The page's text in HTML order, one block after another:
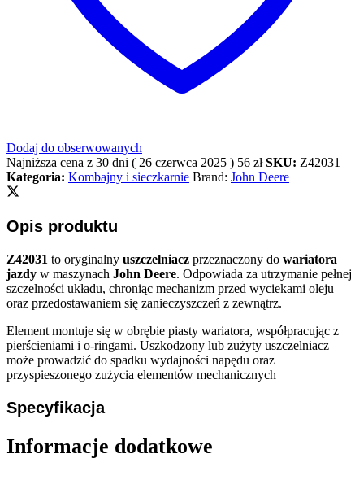
Dodaj do obserwowanych
Najniższa cena z 30 dni ( 26 czerwca 2025 ) 56 zł SKU: Z42031
Kategoria: Kombajny i sieczkarnie Brand: John Deere
Opis produktu
Z42031 to oryginalny uszczelniacz przeznaczony do wariatora
jazdy w maszynach John Deere. Odpowiada za utrzymanie pełnej
szczelności układu, chroniąc mechanizm przed wyciekami oleju
oraz przedostawaniem się zanieczyszczeń z zewnątrz.
Element montuje się w obrębie piasty wariatora, współpracując z
pierścieniami i o-ringami. Uszkodzony lub zużyty uszczelniacz
może prowadzić do spadku wydajności napędu oraz
przyspieszonego zużycia elementów mechanicznych
Specyfikacja
Informacje dodatkowe